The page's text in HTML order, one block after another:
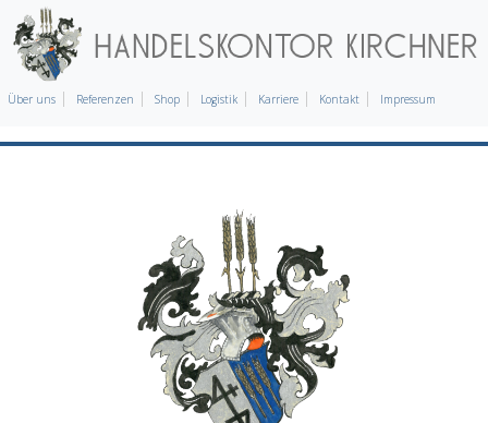
Über uns Referenzen Shop Logistik Karriere Kontakt Impressum